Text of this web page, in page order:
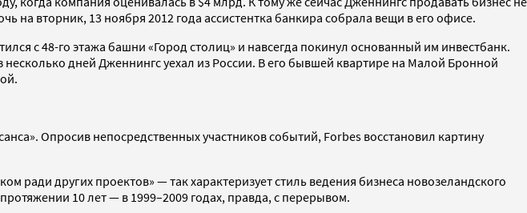
на вторник, 13 ноября 2012 года ассистентка банкира собрала вещи в его офисе.
с 48-го этажа башни «Город столиц» и навсегда покинул основанный им инвестбанк.
дней Дженнингс уехал из России. В его бывшей квартире на Малой Бронной
Опросив непосредственных участников событий, Forbes восстановил картину
ради других проектов» — так характеризует стиль ведения бизнеса новозеландского
10 лет — в 1999–2009 годах, правда, с перерывом.